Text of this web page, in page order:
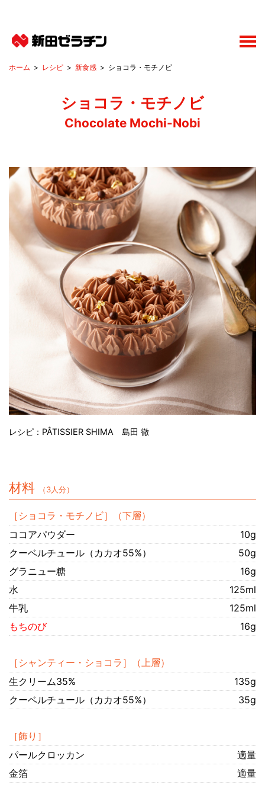
レシピ 新食感 ショコラ・モチノビ
ショコラ・モチノビ
Chocolate Mochi-Nobi
レシピ：PÂTISSIER SHIMA 島田 徹
材料 （3人分）
［ショコラ・モチノビ］（下層）
ココアパウダー
10g
クーベルチュール（カカオ55%）
50g
グラニュー糖
16g
水
125ml
牛乳
125ml
もちのび
16g
［シャンティー・ショコラ］（上層）
生クリーム35%
135g
クーベルチュール（カカオ55%）
35g
［飾り］
パールクロッカン
適量
金箔
適量